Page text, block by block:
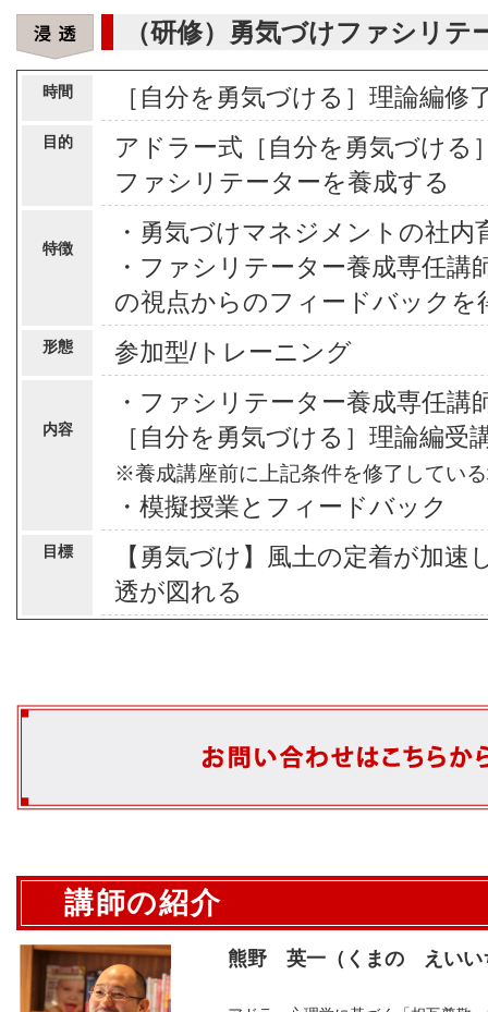
（研修）勇気づけファシリテ
時間 ［自分を勇気づける］理論編
目的
アドラー式［自分を勇気づける
ファシリテーターを養成する
特徴
・勇気づけマネジメントの社内
・ファシリテーター養成専任講
の視点からのフィードバックを
形態 参加型/トレーニング
内容
・ファシリテーター養成専任講
［自分を勇気づける］理論編受
※養成講座前に上記条件を修了してい
・模擬授業とフィードバック
目標
【勇気づけ】風土の定着が加速
透が図れる
講師の紹介
熊野 英一（くまの えいい